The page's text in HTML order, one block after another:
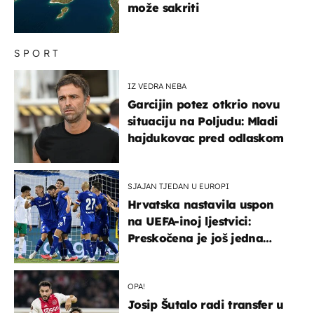
SPORT
IZ VEDRA NEBA
Garcijin potez otkrio novu
situaciju na Poljudu: Mladi
hajdukovac pred odlaskom
SJAJAN TJEDAN U EUROPI
Hrvatska nastavila uspon
na UEFA-inoj ljestvici:
Preskočena je još jedna
OPA!
Josip Šutalo radi transfer u
može sakriti